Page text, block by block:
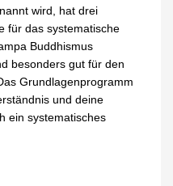
wird, hat drei
für das systematische
Buddhismus
besonders gut für den
Grundlagenprogramm
und deine
ein systematisches